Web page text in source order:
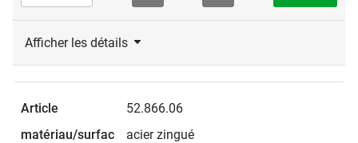
Afficher les détails
52.866.06
acier zingué